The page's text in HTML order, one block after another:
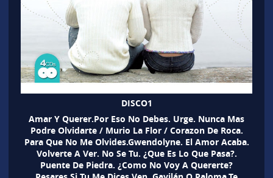
DISCO1
Amar Y Querer.Por Eso No Debes. Urge. Nunca Mas
Podre Olvidarte / Murio La Flor / Corazon De Roca.
Para Que No Me Olvides.Gwendolyne. El Amor Acaba.
Volverte A Ver. No Se Tu. ¿Que Es Lo Que Pasa?.
Puente De Piedra. ¿Como No Voy A Quererte?